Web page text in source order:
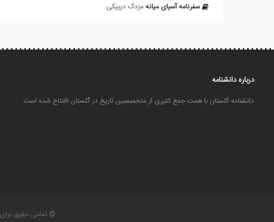
سفرنامه آسیای میانه مزدک دربیکی
درباره دانشنامه
دانشنامه گلستان با همت جمع کثیری از متخصصین تاریخ در گلستان افتتاح شده است
© تمامی حقوق برای